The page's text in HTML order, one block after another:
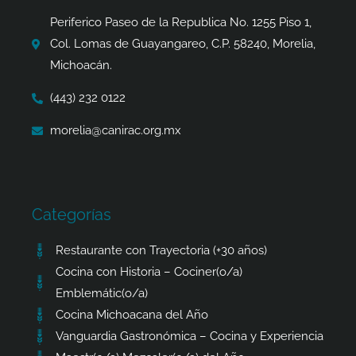
k
-
f
a
m
e
r
p
Periferico Paseo de la Republica No. 1255 Piso 1,
Col. Lomas de Guayangareo, C.P. 58240, Morelia,
Michoacán.
(443) 232 0122
morelia@canirac.org.mx
Categorías
Restaurante con Trayectoria (+30 años)
Cocina con Historia – Cociner(o/a)
Emblemátic(o/a)
Cocina Michoacana del Año
Vanguardia Gastronómica – Cocina y Experiencia